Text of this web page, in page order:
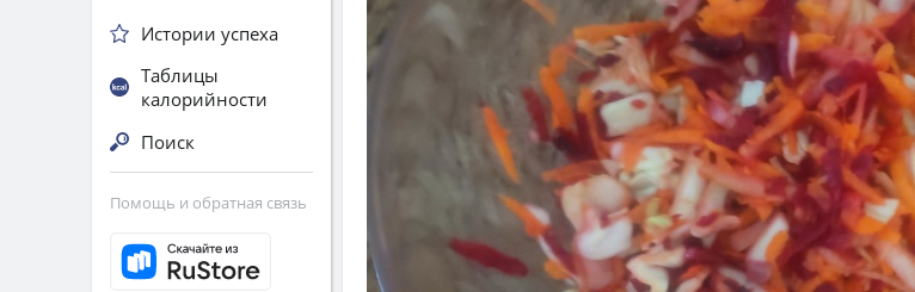
Истории успеха
Таблицы
калорийности
Поиск
Помощь и обратная связь